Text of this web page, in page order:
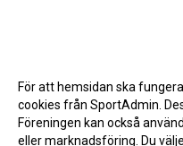
För att hemsidan ska
cookies från SportAdmin.
Föreningen kan också
eller marknadsföring. Du